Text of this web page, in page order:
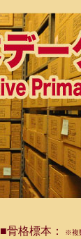
■骨格標本： ※複